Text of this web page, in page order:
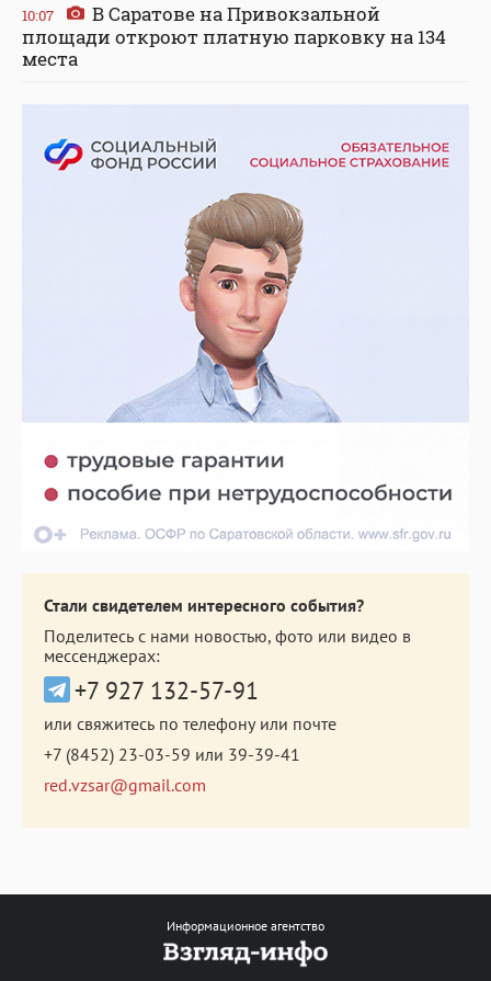
10:07
В Саратове на Привокзальной
площади откроют платную парковку на 134
места
Стали свидетелем интересного события?
Поделитесь с нами новостью, фото или видео в
мессенджерах:
+7 927 132-57-91
или свяжитесь по телефону или почте
+7 (8452) 23-03-59 или 39-39-41
red.vzsar@gmail.com
Информационное агентство